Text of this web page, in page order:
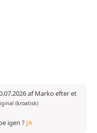
af Marko efter et
(kroatisk)
igen ? JA